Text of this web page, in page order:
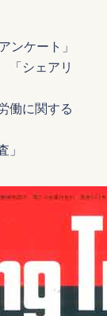
ケート」
「シェアリ
働に関する